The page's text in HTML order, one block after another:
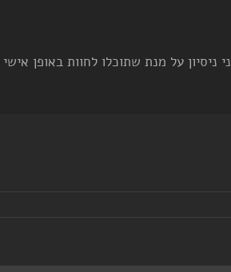
על מנת שתוכלו לחוות באופן